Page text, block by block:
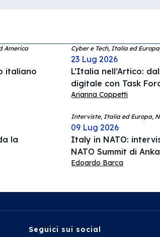
America
italiano
Cyber e Tech, Italia ed
23 Lug 2026
L’Italia nell’Artico:
digitale con Task
Arianna Coppetti
la
Interviste, Italia ed Europa,
09 Lug 2026
Italy in NATO:
NATO Summit di
Edoardo Barca
Seguici sui social